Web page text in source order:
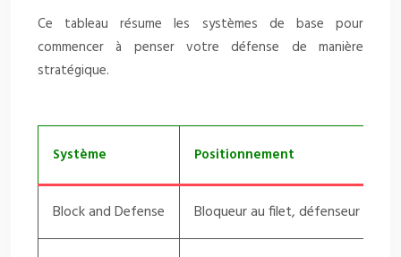
Ce tableau résume les systèmes de base pour
commencer à penser votre défense de manière
stratégique.
Système Positionnement
Block and Defense Bloqueur au filet, défenseur en